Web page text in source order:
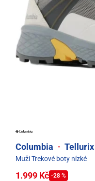
Columbia ·
Muži Trekové boty nízké
1.999 Kč -28 %